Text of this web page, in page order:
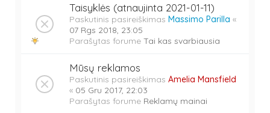
Taisyklės (atnaujinta 2021-01-11)
Paskutinis pasireiškimas Massimo Parilla «
07 Rgs 2018, 23:05
Parašytas forume Tai kas svarbiausia
Mūsų reklamos
Paskutinis pasireiškimas Amelia Mansfield
« 05 Gru 2017, 22:03
Parašytas forume Reklamų mainai